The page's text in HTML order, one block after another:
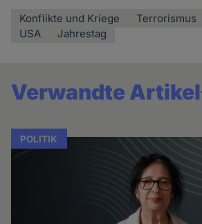
Konflikte und Kriege Terrorismus
USA
Jahrestag
Verwandte Artikel
POLITIK